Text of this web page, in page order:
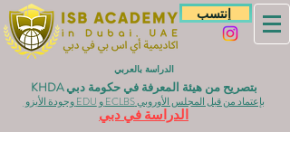
إنتسب
الدراسة بالعربي
بتصريح من هيئة المعرفة في حكومة دبي KHDA
بإعتماد من قبل المجلس الأوروبي ECLBS و EDU وجودة الأيزو
الدراسة في دبي